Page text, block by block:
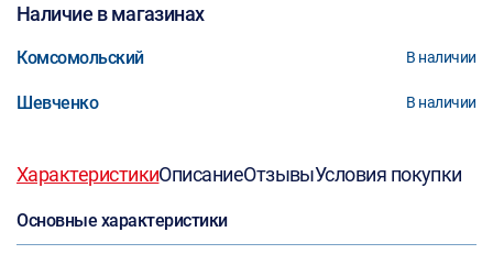
Наличие в магазинах
Комсомольский В наличии
Шевченко В наличии
ХарактеристикиОписаниеОтзывыУсловия покупки
Основные характеристики